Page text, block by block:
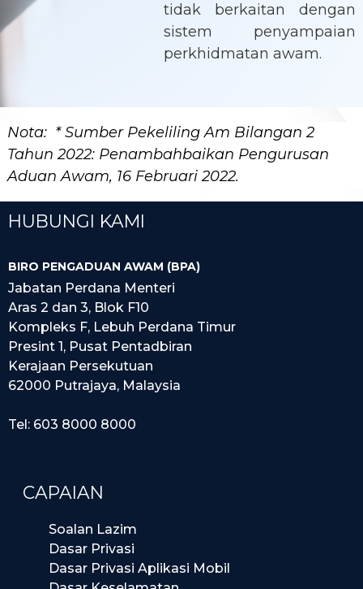
tidak berkaitan dengan
sistem penyampaian
perkhidmatan awam.
Nota: * Sumber Pekeliling Am Bilangan 2
Tahun 2022: Penambahbaikan Pengurusan
Aduan Awam, 16 Februari 2022.
HUBUNGI KAMI
BIRO PENGADUAN AWAM (BPA)
Jabatan Perdana Menteri
Aras 2 dan 3, Blok F10
Kompleks F, Lebuh Perdana Timur
Presint 1, Pusat Pentadbiran
Kerajaan Persekutuan
62000 Putrajaya, Malaysia
Tel: 603 8000 8000
CAPAIAN
Soalan Lazim
Dasar Privasi
Dasar Privasi Aplikasi Mobil